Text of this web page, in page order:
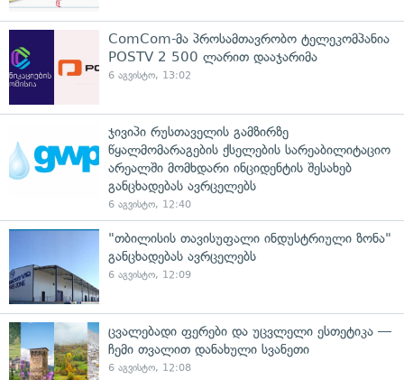
ComCom-მა პროსამთავრობო ტელეკომპანია
POSTV 2 500 ლარით დააჯარიმა
6 აგვისტო, 13:02
ჯივიპი რუსთაველის გამზირზე
წყალმომარაგების ქსელების სარეაბილიტაციო
არეალში მომხდარი ინციდენტის შესახებ
განცხადებას ავრცელებს
6 აგვისტო, 12:40
"თბილისის თავისუფალი ინდუსტრიული ზონა"
განცხადებას ავრცელებს
6 აგვისტო, 12:09
ცვალებადი ფერები და უცვლელი ესთეტიკა —
ჩემი თვალით დანახული სვანეთი
6 აგვისტო, 12:08